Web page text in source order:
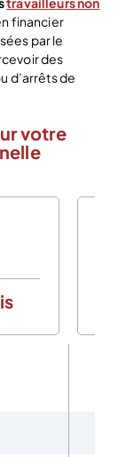
financier
par le
des
d’arrêts de
votre